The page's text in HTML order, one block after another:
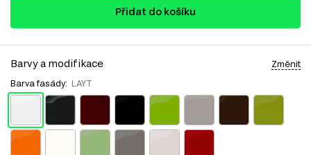
Přidat do košíku
Barvy a modifikace Změnit
Barva fasády: LAYT